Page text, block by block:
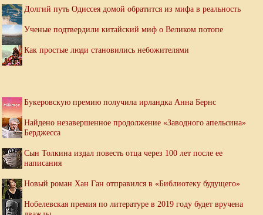
Долгий путь Одиссея домой обратится из мифа в реальность
Ученые подтвердили китайский миф о Великом потопе
Как простые люди становились небожителями
Букеровскую премию получила ирландка Анна Бернс
Найдено незавершенное продолжение «Заводного апельсина»
Берджесса
Сын Толкина издал повесть отца через 100 лет после ее
написания
Новый роман Хан Ган отправился в «Библиотеку будущего»
Нобелевская премия по литературе в 2019 году будет вручена